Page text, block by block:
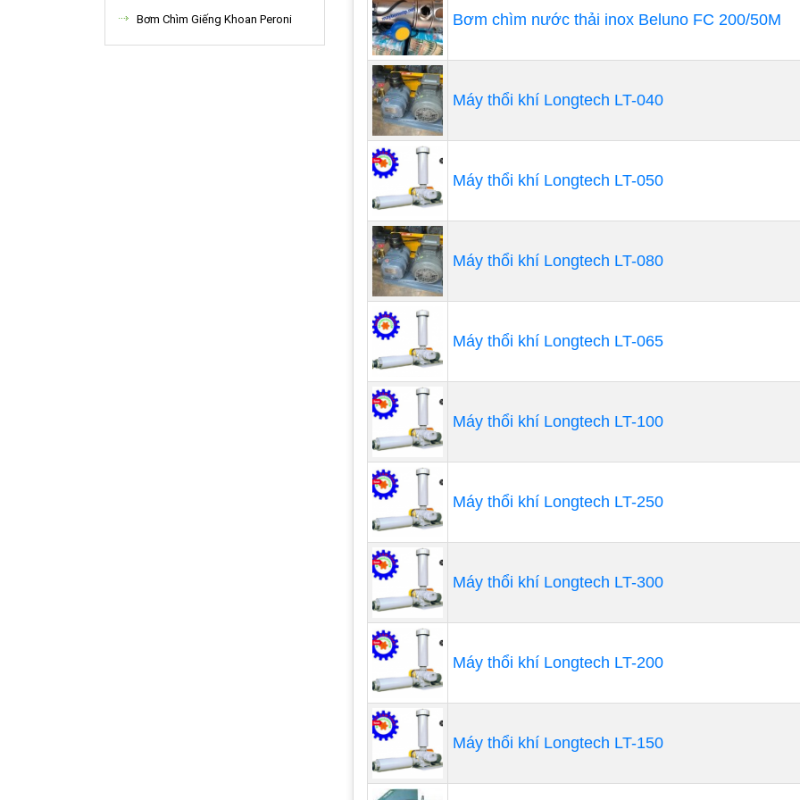
Bơm Chìm Giếng Khoan Peroni
Được thiết kế không dầu giúp loại bỏ sự nhiễm bẩn ở hạ
nên những khí cấp ra có thể sử dụng trong nhiều điều kiện
lại độ bền tốt cho máy.
Vỏ bọc TEFC loại bỏ ô nhiễm cuộn dây. Đầu ra và đầu
trên bất kì mặt phẳng nào.
Máy được thiết kế dạng con sò nhỏ gọn nên rất dễ lắp
nhiều vị trí khác nhau.
Quạt có lưu lượng khí lớn, hiệu suất hoạt động cao, tiết
Bơm chìm nước thải inox Beluno FC 200/50M
Máy thổi khí Longtech LT-040
Máy thổi khí Longtech LT-050
Máy thổi khí Longtech LT-080
Máy thổi khí Longtech LT-065
Máy thổi khí Longtech LT-100
Máy thổi khí Longtech LT-250
Máy thổi khí Longtech LT-300
Máy thổi khí Longtech LT-200
Máy thổi khí Longtech LT-150